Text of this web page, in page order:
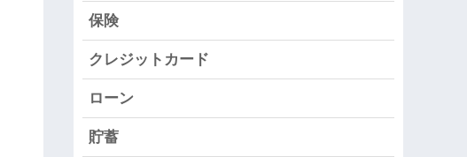
保険
クレジットカード
ローン
貯蓄